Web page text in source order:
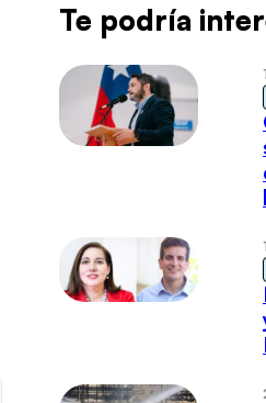
Te podría